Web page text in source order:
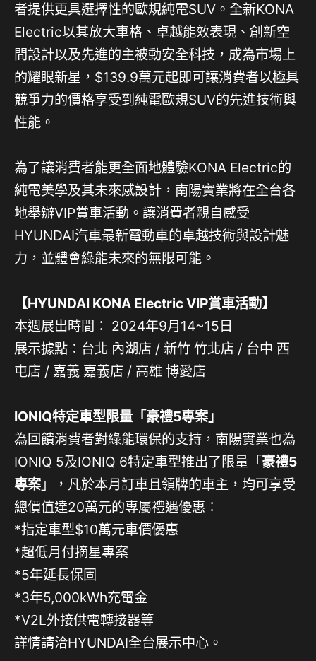
者提供更具選擇性的歐規純電SUV。全新KONA
Electric以其放大車格、卓越能效表現、創新空
間設計以及先進的主被動安全科技，成為市場上
的耀眼新星，$139.9萬元起即可讓消費者以極具
競爭力的價格享受到純電歐規SUV的先進技術與
性能。
為了讓消費者能更全面地體驗KONA Electric的
純電美學及其未來感設計，南陽實業將在全台各
地舉辦VIP賞車活動。讓消費者親自感受
HYUNDAI汽車最新電動車的卓越技術與設計魅
力，並體會綠能未來的無限可能。
【HYUNDAI KONA Electric VIP賞車活動】
本週展出時間： 2024年9月14~15日
展示據點：台北 內湖店 / 新竹 竹北店 / 台中 西
屯店 / 嘉義 嘉義店 / 高雄 博愛店
IONIQ特定車型限量「豪禮5專案」
為回饋消費者對綠能環保的支持，南陽實業也為
IONIQ 5及IONIQ 6特定車型推出了限量「豪禮5
專案 」，凡於本月訂車且領牌的車主，均可享受
總價值達20萬元的專屬禮遇優惠：
*指定車型$10萬元車價優惠
*超低月付摘星專案
*5年延長保固
*3年5,000kWh充電金
*V2L外接供電轉接器等
詳情請洽HYUNDAI全台展示中心。